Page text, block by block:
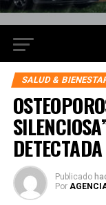
SALUD &
DETECTADA
Publicado
Por